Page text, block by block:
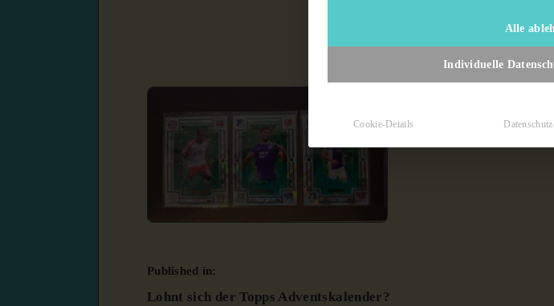
Published in:
Lohnt sich der Topps Adventskalender?
Alle
Individuelle
Cookie-Details